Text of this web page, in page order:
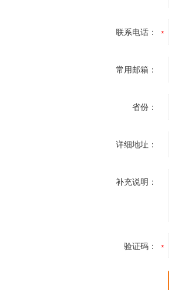
联系电话：
常用邮箱：
省份：
详细地址：
补充说明：
验证码：